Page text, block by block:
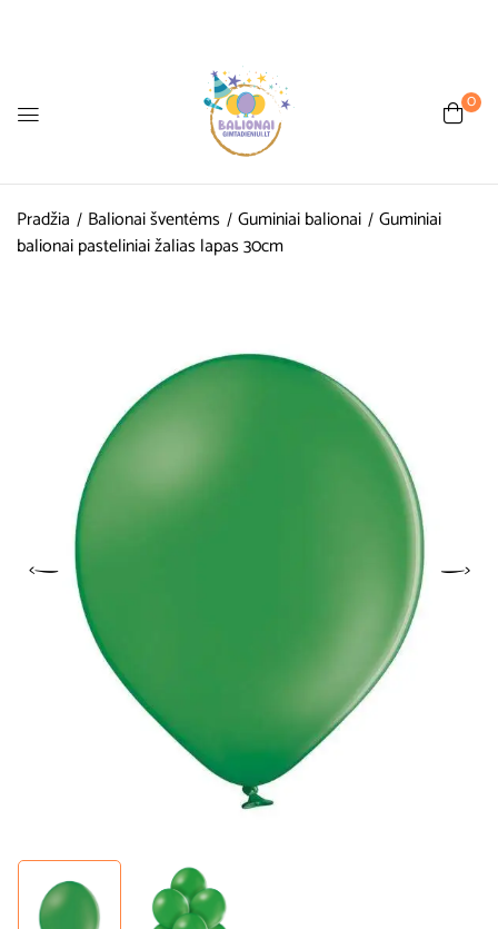
0
Pradžia Balionai šventėms Guminiai balionai Guminiai
balionai pasteliniai žalias lapas 30cm